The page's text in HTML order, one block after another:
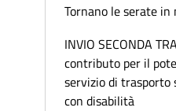
Tornano le serate in
INVIO SECONDA
contributo per il
servizio di trasporto
con disabilità